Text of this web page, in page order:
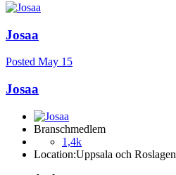
Josaa
Posted May 15
Josaa
Branschmedlem
1,4k
Location:Uppsala och Roslagen